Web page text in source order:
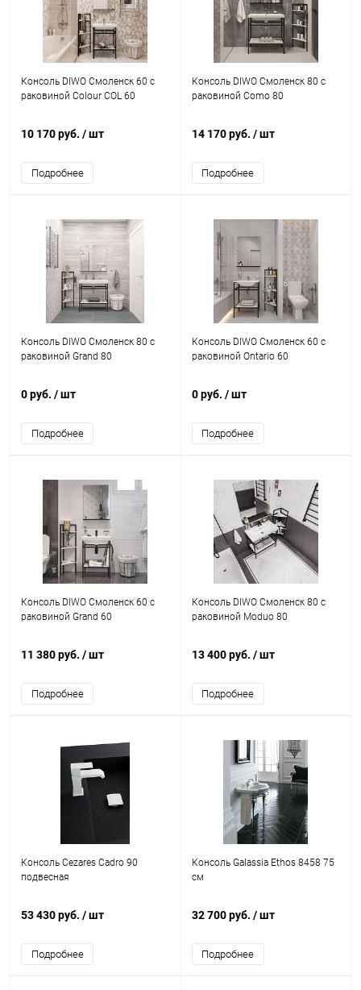
Консоль DIWO Смоленск 60 с
раковиной Colour COL 60
10 170 руб. / шт
Подробнее
Консоль DIWO Смоленск 80 с
раковиной Como 80
14 170 руб. / шт
Подробнее
Консоль DIWO Смоленск 80 с
раковиной Grand 80
0 руб. / шт
Подробнее
Консоль DIWO Смоленск 60 с
раковиной Ontariо 60
0 руб. / шт
Подробнее
Консоль DIWO Смоленск 60 с
раковиной Grand 60
11 380 руб. / шт
Подробнее
Консоль DIWO Смоленск 80 с
раковиной Moduo 80
13 400 руб. / шт
Подробнее
Консоль Cezares Cadro 90
подвесная
53 430 руб. / шт
Подробнее
Консоль Galassia Ethos 8458 75
см
32 700 руб. / шт
Подробнее